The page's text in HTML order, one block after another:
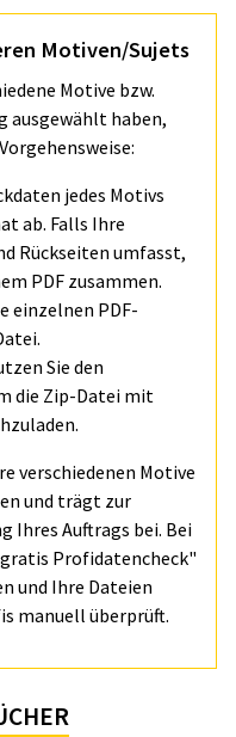
Motiven/Sujets
Motive bzw.
ausgewählt haben,
jedes Motivs
ab. Falls Ihre
Rückseiten umfasst,
PDF zusammen.
einzelnen PDF-
Sie den
die Zip-Datei mit
verschiedenen Motive
und trägt zur
Ihres Auftrags bei. Bei
Profidatencheck"
und Ihre Dateien
manuell überprüft.